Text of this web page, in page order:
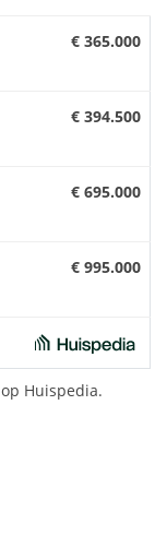
€ 365.000
€ 394.500
€ 695.000
€ 995.000
op Huispedia.